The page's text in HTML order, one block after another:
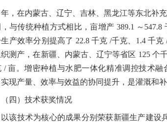
年，在内蒙古、辽宁、吉林、黑龙江等东北补
与传统种植方式相比，亩增产 389.1 ～ 547.8
产效率分别提高了 22.8千克 /千克、 1.4 千克
测产，在新疆、内蒙古、辽宁等省区 125 个
/亩。增密种植与水肥一体化精准调控技术
现产量、效率与效益的协同提升，是灌溉和
（四）技术获奖情况
以该技术为核心的成果分别荣获新疆生产建设